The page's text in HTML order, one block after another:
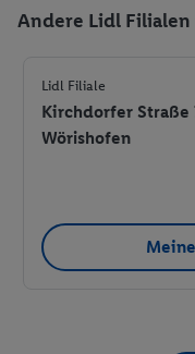
Andere Lidl
Lidl Filiale
Kirchdorfer Straße
Wörishofen